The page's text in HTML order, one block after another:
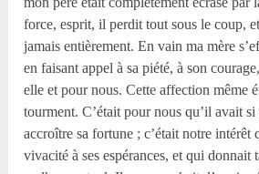
force, esprit, il perdit tout sous le coup,
jamais entièrement. En vain ma mère
en faisant appel à sa piété, à son
elle et pour nous. Cette affection même
tourment. C’était pour nous qu’il avait
accroître sa fortune ; c’était notre intérêt
vivacité à ses espérances, et qui donnait